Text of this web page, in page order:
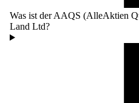
Was ist der AAQS (AlleAktien
Land Ltd?